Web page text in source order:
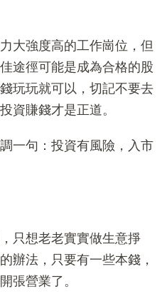
大強度高的工作崗位，但
途徑可能是成為合格的股
玩玩就可以，切記不要去
資賺錢才是正道。
一句：投資有風險，入市
只想老老實實做生意掙
辦法，只要有一些本錢，
張營業了。